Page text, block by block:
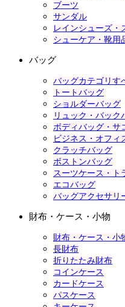
ブーツ
サンダル
レインシューズ・
シューケア・靴用
バッグ
バッグカテゴリす
トートバッグ
ショルダーバッグ
リュック・バック
ボディバッグ・サ
ビジネス・オフィ
クラッチバッグ
ボストンバッグ
スーツケース・ト
エコバッグ
バッグアクセサリ
財布・ケース・小物
財布・ケース・小
長財布
折りたたみ財布
コインケース
カードケース
パスケース